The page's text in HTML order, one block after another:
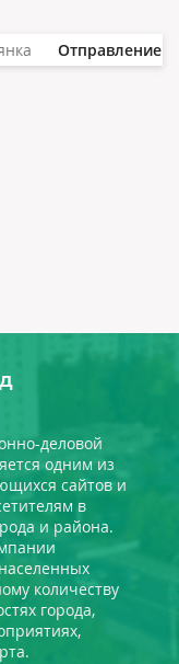
Отправление
деловой
одним из
сайтов и
в
и района.
количеству
города,